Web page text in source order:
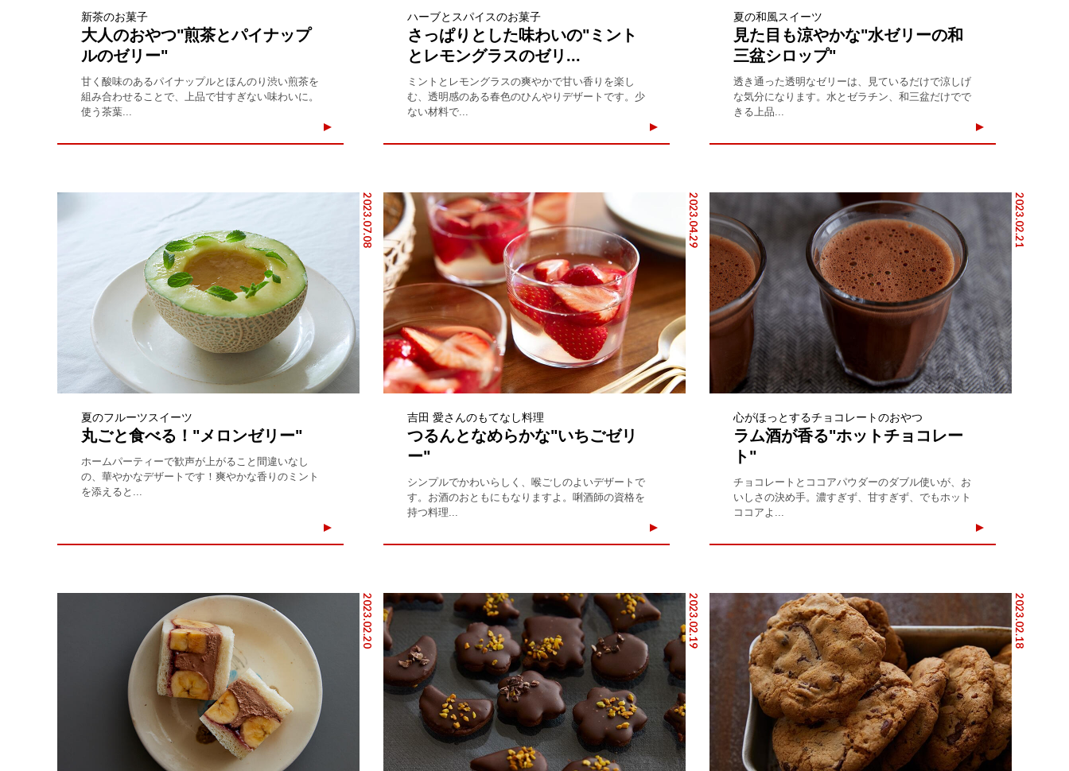
新茶のお菓子
大人のおやつ"煎茶とパイナップ
ルのゼリー"
甘く酸味のあるパイナップルとほんのり渋い煎茶を
組み合わせることで、上品で甘すぎない味わいに。
使う茶葉...
ハーブとスパイスのお菓子
さっぱりとした味わいの"ミント
とレモングラスのゼリ...
ミントとレモングラスの爽やかで甘い香りを楽し
む、透明感のある春色のひんやりデザートです。少
ない材料で...
夏の和風スイーツ
見た目も涼やかな"水ゼリーの和
三盆シロップ"
透き通った透明なゼリーは、見ているだけで涼しげ
な気分になります。水とゼラチン、和三盆だけでで
きる上品...
2023.07.08
夏のフルーツスイーツ
丸ごと食べる！"メロンゼリー"
ホームパーティーで歓声が上がること間違いなし
の、華やかなデザートです！爽やかな香りのミント
を添えると...
2023.04.29
吉田 愛さんのもてなし料理
つるんとなめらかな"いちごゼリ
ー"
シンプルでかわいらしく、喉ごしのよいデザートで
す。お酒のおともにもなりますよ。唎酒師の資格を
持つ料理...
2023.02.21
心がほっとするチョコレートのおやつ
ラム酒が香る"ホットチョコレー
ト"
チョコレートとココアパウダーのダブル使いが、お
いしさの決め手。濃すぎず、甘すぎず、でもホット
ココアよ...
2023.02.20 2023.02.19 2023.02.18